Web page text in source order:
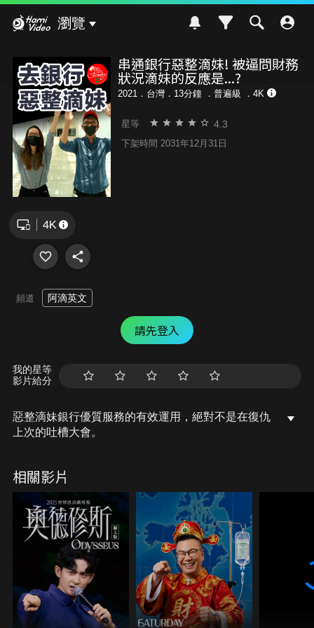
瀏覽
串通銀行惡整滴妹! 被逼問財務
狀況滴妹的反應是...?
2021．台灣．13分鐘 ． 普遍級 ．4K
星等 4.3
下架時間 2031年12月31日
頻道 阿滴英文
請先登入
我的星等
影片給分
惡整滴妹銀行優質服務的有效運用，絕對不是在復仇
上次的吐槽大會。
相關影片